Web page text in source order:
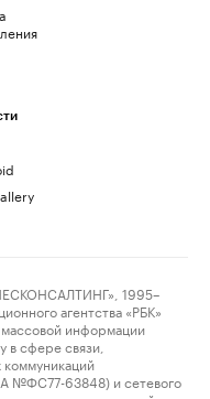
1995–
агентства «РБК»
информации
в сфере связи,
№ФС77-63848) и сетевого